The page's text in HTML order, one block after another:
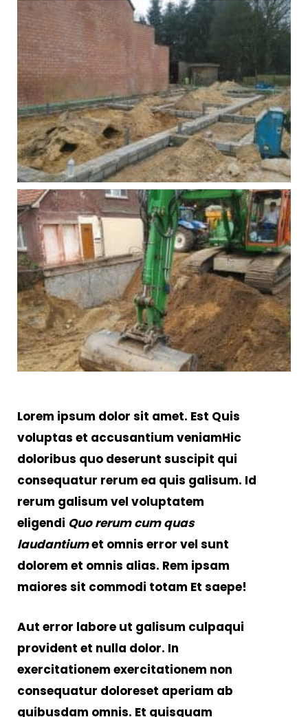
Lorem ipsum dolor sit amet. Est Quis
voluptas et accusantium veniamHic
doloribus quo deserunt suscipit qui
consequatur rerum ea quis galisum. Id
rerum galisum vel voluptatem
eligendi Quo rerum cum quas
laudantiumet omnis error vel sunt
dolorem et omnis alias. Rem ipsam
maiores sit commodi totam Et saepe!
Aut error labore ut galisum culpaqui
provident et nulla dolor. In
exercitationem exercitationem non
consequatur doloreset aperiam ab
quibusdam omnis. Et quisquam